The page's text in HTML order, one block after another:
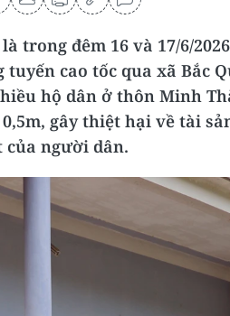
trong đêm 16 và 17/6/
cao tốc qua xã Bắc
hộ dân ở thôn Minh
gây thiệt hại về tài
người dân.